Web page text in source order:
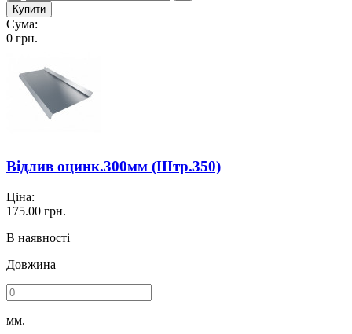
Купити
Сума:
0 грн.
Відлив оцинк.300мм (Штр.350)
Ціна:
175.00 грн.
В наявності
Довжина
мм.